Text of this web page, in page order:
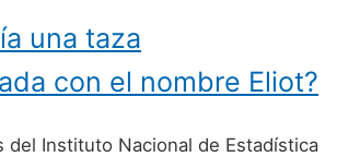
de niño que empiezan por J
de niño que empiezan por K
de Niño Extremeños
de Niño Gallegos
de Niño Ingleses
de Niño Italianos
de Niño Japoneses
una taza
con el nombre Eliot?
del Instituto Nacional de Estadística